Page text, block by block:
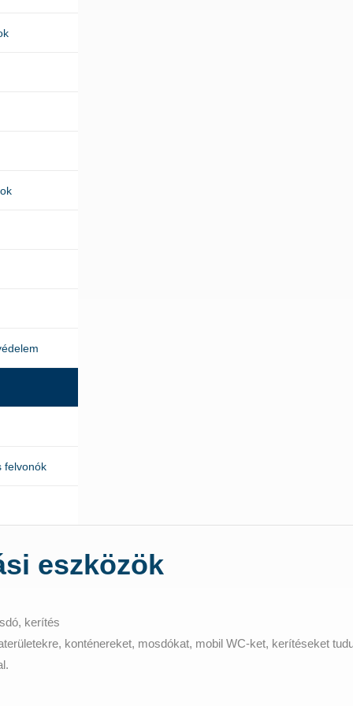
felvonók
eszközök
kerítés
konténereket, mosdókat, mobil WC-ket, kerítéseket